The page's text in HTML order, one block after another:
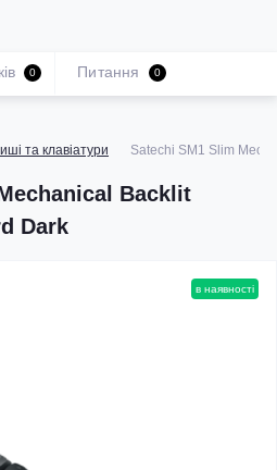
та клавіатури Satechi SM1 Slim
Backlit
Dark
0 Питання 0
в наявності